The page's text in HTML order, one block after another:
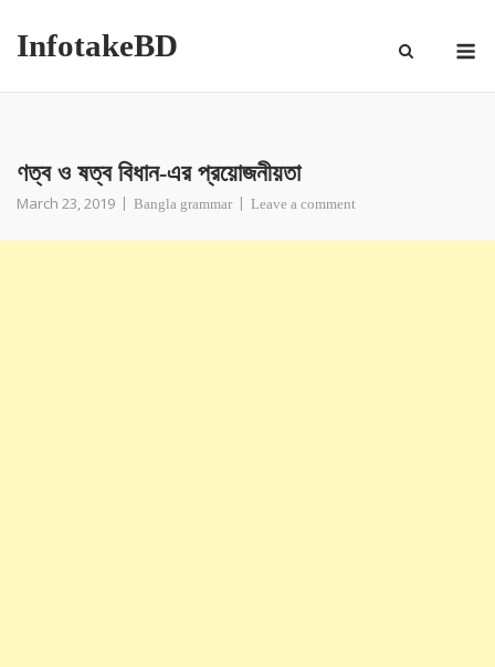
InfotakeBD
ণত্ব ও ষত্ব বিধান-এর প্রয়োজনীয়তা
March 23, 2019 Bangla grammar Leave a comment